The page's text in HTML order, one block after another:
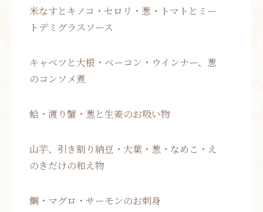
米なすとキノコ・セロリ・葱・トマトとミー
トデミグラスソース
キャベツと大根・ベーコン・ウインナー、葱
のコンソメ煮
蛤・渡り蟹・葱と生姜のお吸い物
山芋、引き割り納豆・大葉・葱・なめこ・え
のきだけの和え物
鯛・マグロ・サーモンのお刺身